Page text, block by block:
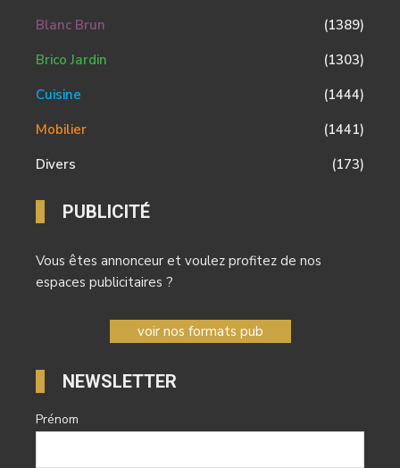
Blanc Brun
(1389)
Brico Jardin
(1303)
Cuisine
(1444)
Mobilier
(1441)
Divers
(173)
PUBLICITÉ
Vous êtes annonceur et voulez profitez de nos
espaces publicitaires ?
voir nos formats pub
NEWSLETTER
Prénom